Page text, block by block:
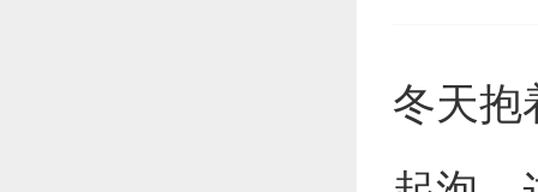
冬天抱